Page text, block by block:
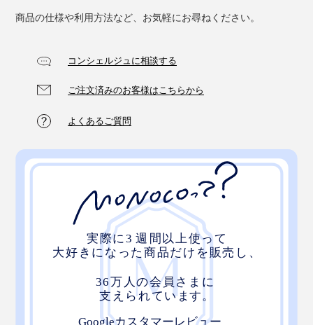
商品の仕様や利用方法など、お気軽にお尋ねください。
コンシェルジュに相談する
ご注文済みのお客様はこちらから
よくあるご質問